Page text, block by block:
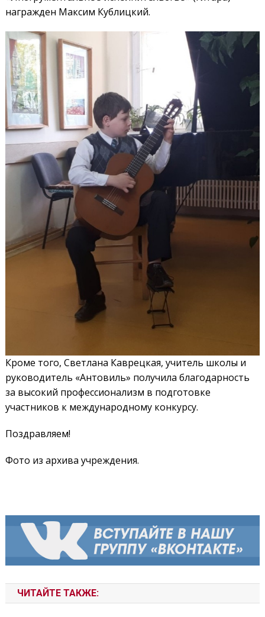
награжден Максим Кублицкий.
Кроме того, Светлана Каврецкая, учитель школы и
руководитель «Антовиль» получила благодарность
за высокий профессионализм в подготовке
участников к международному конкурсу.
Поздравляем!
Фото из архива учреждения.
ЧИТАЙТЕ ТАКЖЕ: